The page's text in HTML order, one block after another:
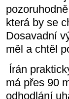
která by se
Dosavadní
měl a chtěl
Írán
má přes 90
odhodlání